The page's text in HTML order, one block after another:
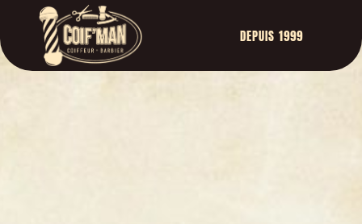
DEPUIS 1999